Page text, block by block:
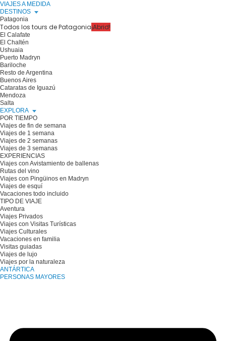
VIAJES A MEDIDA
DESTINOS
Patagonia
Todos los tours de Patagonia¡Abrid!
El Calafate
El Chaltén
Ushuaia
Puerto Madryn
Bariloche
Resto de Argentina
Buenos Aires
Cataratas de Iguazú
Mendoza
Salta
EXPLORA
POR TIEMPO
Viajes de fin de semana
Viajes de 1 semana
Viajes de 2 semanas
Viajes de 3 semanas
EXPERIENCIAS
Viajes con Avistamiento de ballenas
Rutas del vino
Viajes con Pingüinos en Madryn
Viajes de esquí
Vacaciones todo incluido
TIPO DE VIAJE
Aventura
Viajes Privados
Viajes con Visitas Turísticas
Viajes Culturales
Vacaciones en familia
Visitas guiadas
Viajes de lujo
Viajes por la naturaleza
ANTÁRTICA
PERSONAS MAYORES